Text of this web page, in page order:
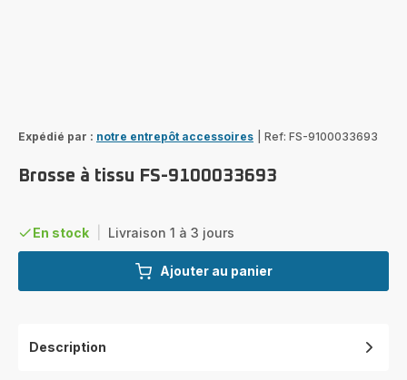
Expédié par : notre entrepôt accessoires Ref: FS-9100033693
Brosse à tissu FS-9100033693
En stock Livraison 1 à 3 jours
Ajouter au panier
Description